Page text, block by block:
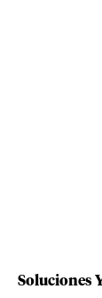
Soluciones